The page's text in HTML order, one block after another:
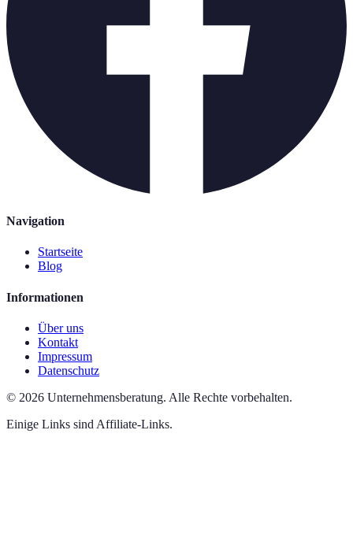
Navigation
Startseite
Blog
Informationen
Über uns
Kontakt
Impressum
Datenschutz
© 2026 Unternehmensberatung. Alle Rechte vorbehalten.
Einige Links sind Affiliate-Links.